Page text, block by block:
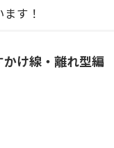
す！
け線・離れ型編